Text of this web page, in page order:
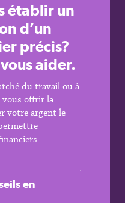
établir un
d’un
précis?
aider.
du travail ou à
vous offrir la
votre argent le
en